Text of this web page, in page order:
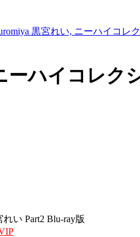
黒宮れい, ニーハイコレ
ハイコレク
い Part2 Blu-ray版